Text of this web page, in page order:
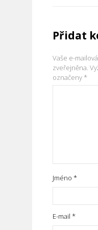
Přidat
Vaše e-
zveřejněna.
označeny*
Jméno *
E-mail *